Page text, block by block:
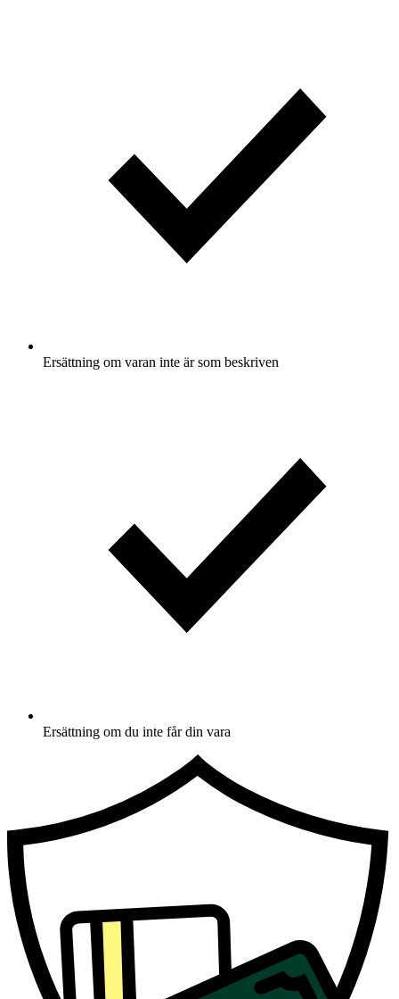
Ersättning om varan inte är som beskriven
Ersättning om du inte får din vara